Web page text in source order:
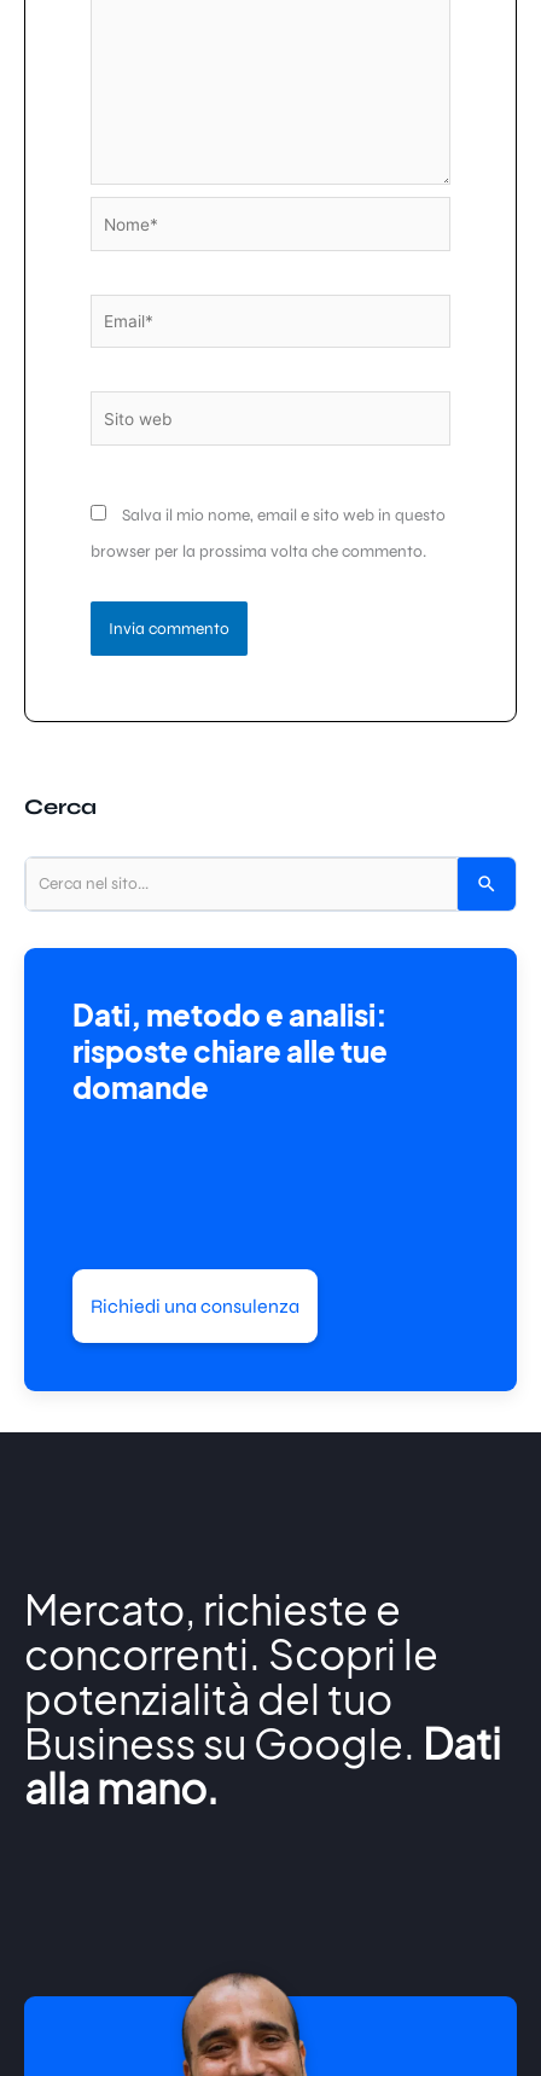
Email*
web
Salva il mio nome, email e sito web in questo
browser per la prossima volta che commento.
Cerca
Dati, metodo e analisi:
risposte chiare alle tue
domande
Richiedi una consulenza
Mercato, richieste e
concorrenti. Scopri le
potenzialità del tuo
Business su Google. Dati
alla mano.